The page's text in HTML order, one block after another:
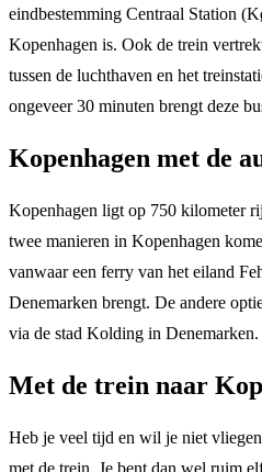
eindbestemming Centraal Station
Kopenhagen is. Ook de trein
tussen de luchthaven en het
ongeveer 30 minuten brengt deze
Kopenhagen met de
Kopenhagen ligt op 750 kilometer
twee manieren in Kopenhagen
vanwaar een ferry van het eiland
Denemarken brengt. De andere
via de stad Kolding in Denemarken.
Met de trein naar
Heb je veel tijd en wil je niet
met de trein. Je bent dan wel ruim